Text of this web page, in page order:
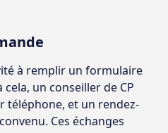
à remplir un formulaire
un conseiller de CP
téléphone, et un rendez-
Ces échanges